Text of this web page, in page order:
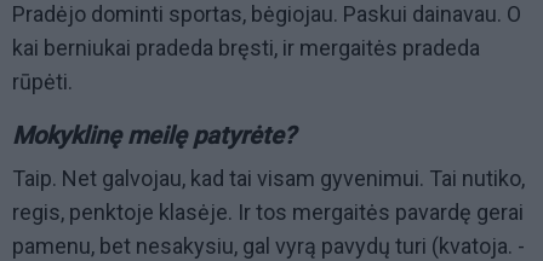
Pradėjo dominti sportas, bėgiojau. Paskui dainavau. O
kai berniukai pradeda bręsti, ir mergaitės pradeda
rūpėti.
Mokyklinę meilę patyrėte?
Taip. Net galvojau, kad tai visam gyvenimui. Tai nutiko,
regis, penktoje klasėje. Ir tos mergaitės pavardę gerai
pamenu, bet nesakysiu, gal vyrą pavydų turi (kvatoja. -